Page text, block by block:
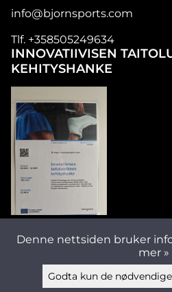
info@bjornsports.com
Tlf. +358505249634
INNOVATIIVISEN
KEHITYSHANKE
Denne nettsiden bruker
mer »
Godta kun de nødvendige